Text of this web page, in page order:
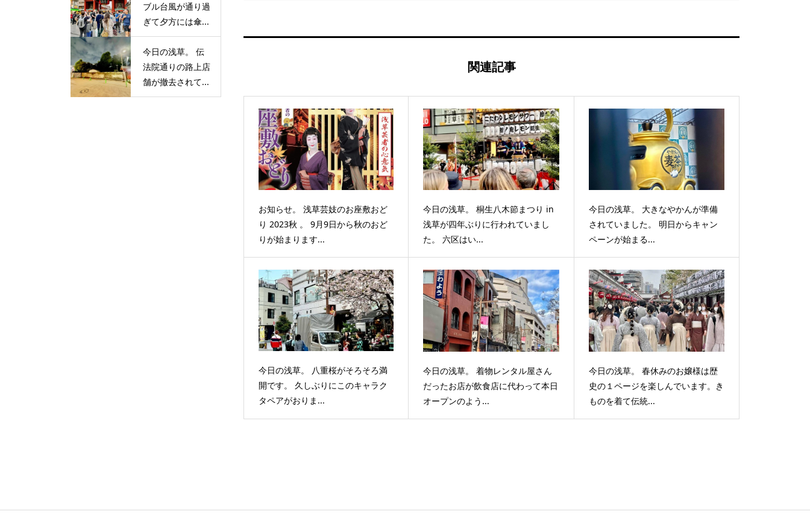
関連記事
お知らせ。 浅草芸妓のお座敷おど
り 2023秋 。 9月9日から秋のおど
りが始まります...
今日の浅草。 桐生八木節まつり in
浅草が四年ぶりに行われていまし
た。 六区はい...
今日の浅草。 大きなやかんが準備
されていました。 明日からキャン
ペーンが始まる...
今日の浅草。 八重桜がそろそろ満
開です。 久しぶりにこのキャラク
タペアがおりま...
今日の浅草。 着物レンタル屋さん
だったお店が飲食店に代わって本日
オープンのよう...
今日の浅草。 春休みのお嬢様は歴
史の１ページを楽しんでいます。き
ものを着て伝統...
ブル台風が通り過
ぎて夕方には傘...
今日の浅草。 伝
法院通りの路上店
舗が撤去されて...